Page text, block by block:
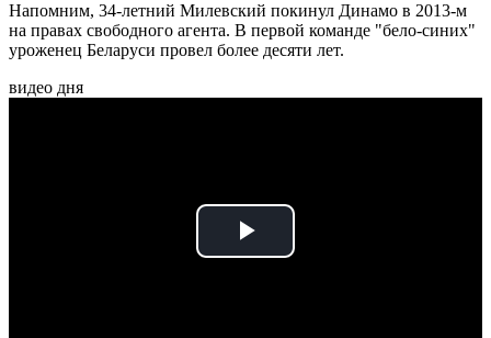
Напомним, 34-летний Милевский покинул Динамо в 2013-м
на правах свободного агента. В первой команде "бело-синих"
уроженец Беларуси провел более десяти лет.
видео дня
Play